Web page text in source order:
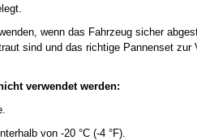
wenn das Fahrzeug sicher
sind und das richtige Pannenset
verwendet werden:
von -20 °C (-4 °F).